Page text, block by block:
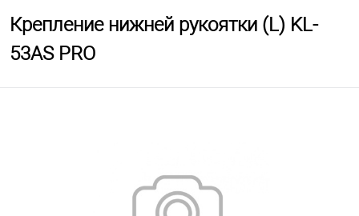
Крепление нижней рукоятки (L) KL-
53AS PRO